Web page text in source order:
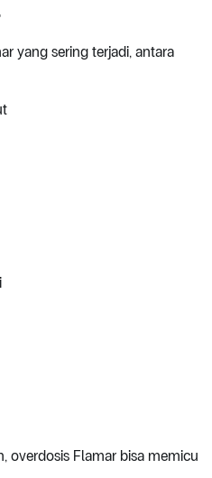
yang sering terjadi, antara
overdosis Flamar bisa memicu